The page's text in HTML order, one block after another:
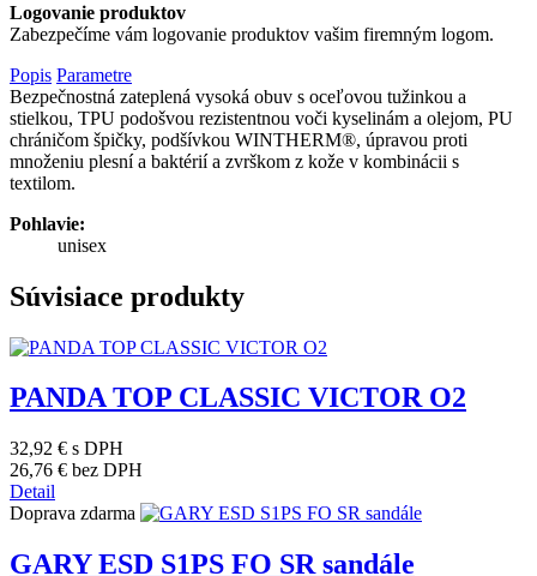
Logovanie produktov
Zabezpečíme vám logovanie produktov vašim firemným logom.
Popis Parametre
Bezpečnostná zateplená vysoká obuv s oceľovou tužinkou a
stielkou, TPU podošvou rezistentnou voči kyselinám a olejom, PU
chráničom špičky, podšívkou WINTHERM®, úpravou proti
množeniu plesní a baktérií a zvrškom z kože v kombinácii s
textilom.
Pohlavie:
unisex
Súvisiace produkty
PANDA TOP CLASSIC VICTOR O2
32,92 € s DPH
26,76 € bez DPH
Detail
Doprava zdarma
GARY ESD S1PS FO SR sandále